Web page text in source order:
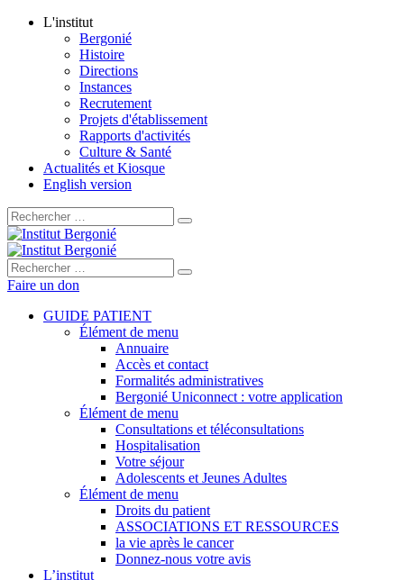
L'institut
Bergonié
Histoire
Directions
Instances
Recrutement
Projets d'établissement
Rapports d'activités
Culture & Santé
Actualités et Kiosque
English version
Rechercher :
Rechercher :
Faire un don
GUIDE PATIENT
Élément de menu
Annuaire
Accès et contact
Formalités administratives
Bergonié Uniconnect : votre application
Élément de menu
Consultations et téléconsultations
Hospitalisation
Votre séjour
Adolescents et Jeunes Adultes
Élément de menu
Droits du patient
ASSOCIATIONS ET RESSOURCES
la vie après le cancer
Donnez-nous votre avis
L’institut